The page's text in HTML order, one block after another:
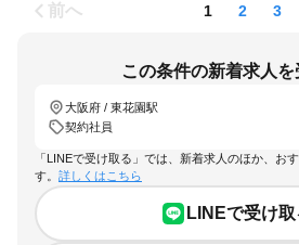
前へ 1 2 3
この条件の新着求人を
大阪府 / 東花園駅
契約社員
「LINEで受け取る」では、新着求人のほか、お
す。 詳しくはこちら
LINEで受け取